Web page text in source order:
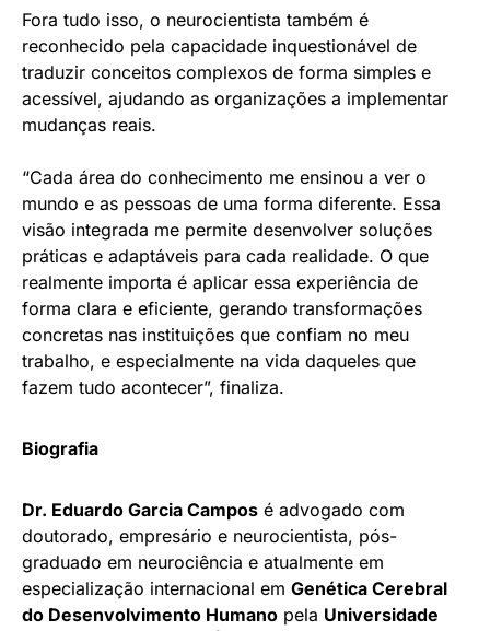
Fora tudo isso, o neurocientista também é
reconhecido pela capacidade inquestionável de
traduzir conceitos complexos de forma simples e
acessível, ajudando as organizações a implementar
mudanças reais.
“Cada área do conhecimento me ensinou a ver o
mundo e as pessoas de uma forma diferente. Essa
visão integrada me permite desenvolver soluções
práticas e adaptáveis para cada realidade. O que
realmente importa é aplicar essa experiência de
forma clara e eficiente, gerando transformações
concretas nas instituições que confiam no meu
trabalho, e especialmente na vida daqueles que
fazem tudo acontecer”, finaliza.
Biografia
Dr. Eduardo Garcia Campos é advogado com
doutorado, empresário e neurocientista, pós-
graduado em neurociência e atualmente em
especialização internacional em Genética Cerebral
do Desenvolvimento Humano pela Universidade